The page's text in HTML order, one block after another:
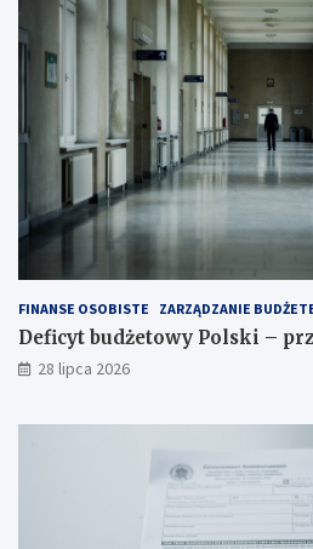
FINANSE OSOBISTE ZARZĄDZANIE
Deficyt budżetowy Polski –
28 lipca 2026